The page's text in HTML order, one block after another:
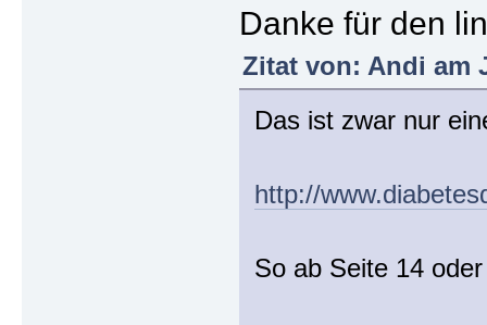
Danke für den
Zitat von: Andi am
Das ist zwar nur
http://
So ab Seite 14